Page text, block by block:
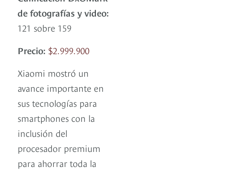
de fotografías y video:
121 sobre 159
Precio: $2.999.900
Xiaomi mostró un
avance importante en
sus tecnologías para
smartphones con la
inclusión del
procesador premium
para ahorrar toda la